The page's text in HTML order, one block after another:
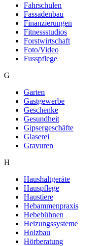
Fahrschulen
Fassadenbau
Finanzierungen
Fitnessstudios
Forstwirtschaft
Foto/Video
Fusspflege
G
Garten
Gastgewerbe
Geschenke
Gesundheit
Gipsergeschäfte
Glaserei
Gravuren
H
Haushaltgeräte
Hauspflege
Haustiere
Hebammenpraxis
Hebebühnen
Heizungssysteme
Holzbau
Hörberatung